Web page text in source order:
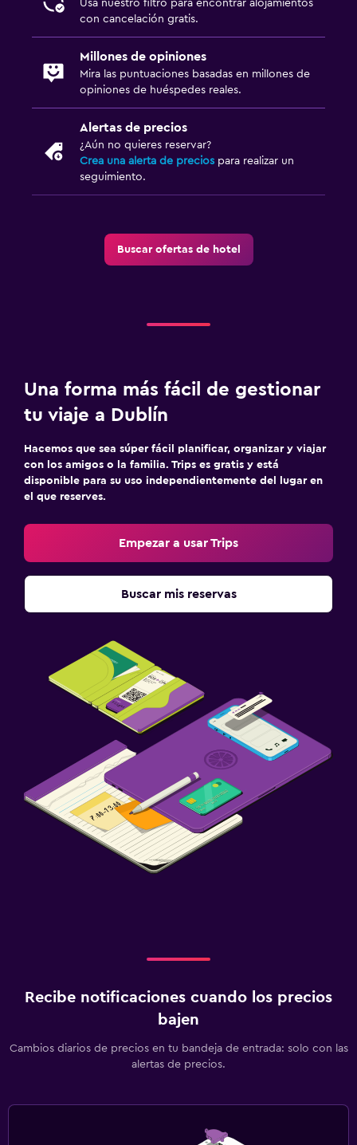
Usa nuestro filtro para encontrar alojamientos
con cancelación gratis.
Millones de opiniones
Mira las puntuaciones basadas en millones de
opiniones de huéspedes reales.
Alertas de precios
¿Aún no quieres reservar?
Crea una alerta de precios para realizar un
seguimiento.
Buscar ofertas de hotel
Una forma más fácil de gestionar
tu viaje a Dublín
Hacemos que sea súper fácil planificar, organizar y viajar
con los amigos o la familia. Trips es gratis y está
disponible para su uso independientemente del lugar en
el que reserves.
Empezar a usar Trips
Buscar mis reservas
Recibe notificaciones cuando los precios
bajen
Cambios diarios de precios en tu bandeja de entrada: solo con las
alertas de precios.